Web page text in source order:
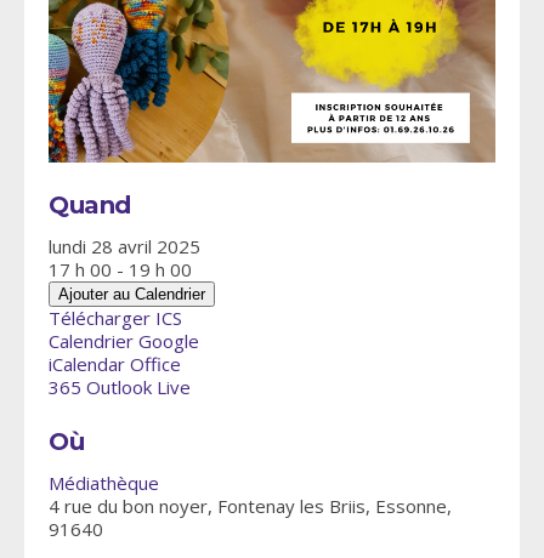
Quand
lundi 28 avril 2025
17 h 00 - 19 h 00
Ajouter au Calendrier
Télécharger ICS
Calendrier Google
iCalendar Office
365 Outlook Live
Où
Médiathèque
4 rue du bon noyer, Fontenay les Briis, Essonne,
91640